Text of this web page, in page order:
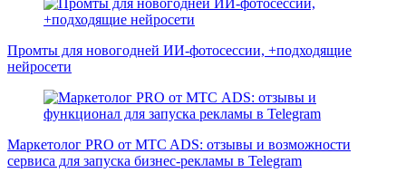
Промты для новогодней ИИ-фотосессии, +подходящие
нейросети
Маркетолог PRO от MTC ADS: отзывы и возможности
сервиса для запуска бизнес-рекламы в Telegram